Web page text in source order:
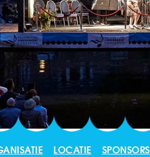
LOCATIE SPONSORS